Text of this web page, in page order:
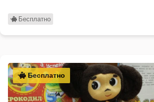
Бесплатно
Бесплатно